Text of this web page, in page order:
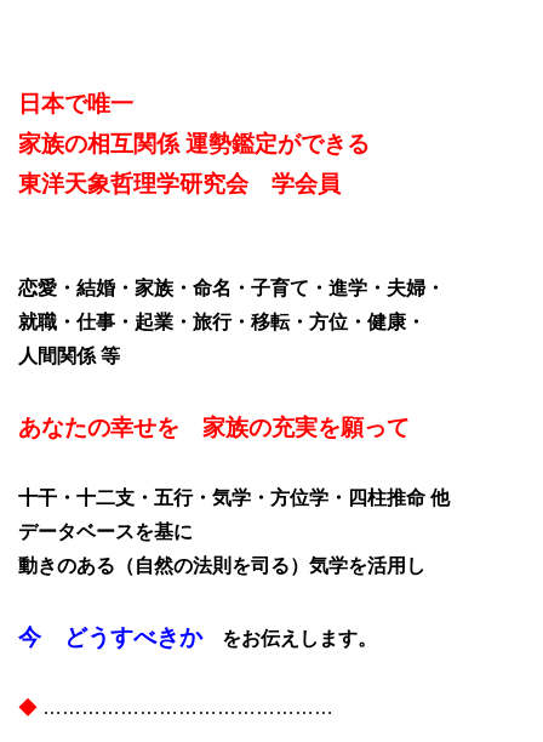
日本で唯一
家族の相互関係 運勢鑑定ができる
東洋天象哲理学研究会 学会員
恋愛・結婚・家族・命名・子育て・進学・夫婦・
就職・仕事・起業・旅行・移転・方位・健康・
人間関係 等
あなたの幸せを 家族の充実を願って
十干・十二支・五行・気学・方位学・四柱推命 他
データベースを基に
動きのある（自然の法則を司る）気学を活用し
今 どうすべきか をお伝えします。
◆ ………………………………………